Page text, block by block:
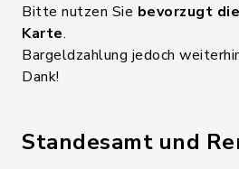
Bitte nutzen Sie bevorzugt
Karte.
Bargeldzahlung jedoch
Dank!
Standesamt und